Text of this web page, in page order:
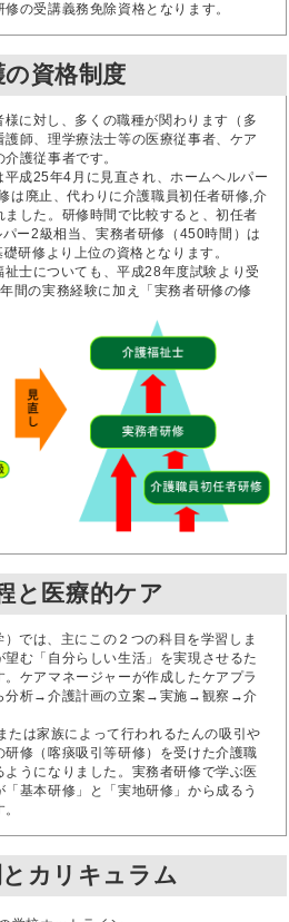
の受講義務免除資格となります。
の資格制度
に対し、多くの職種が関わります（多
師、理学療法士等の医療従事者、ケア
護従事者です。
成25年4月に見直され、ホームヘルパー
は廃止、代わりに介護職員初任者研修,介
した。研修時間で比較すると、初任者
ー2級相当、実務者研修（450時間）は
研修より上位の資格となります。
士についても、平成28年度試験より受
間の実務経験に加え「実務者研修の修
と医療的ケア
では、主にこの２つの科目を学習しま
む「自分らしい生活」を実現させるた
ケアマネージャーが作成したケアプラ
分析→介護計画の立案→実施→観察→介
たは家族によって行われるたんの吸引や
修（喀痰吸引等研修）を受けた介護職
うになりました。実務者研修で学ぶ医
基本研修」と「実地研修」から成るう
カリキュラム